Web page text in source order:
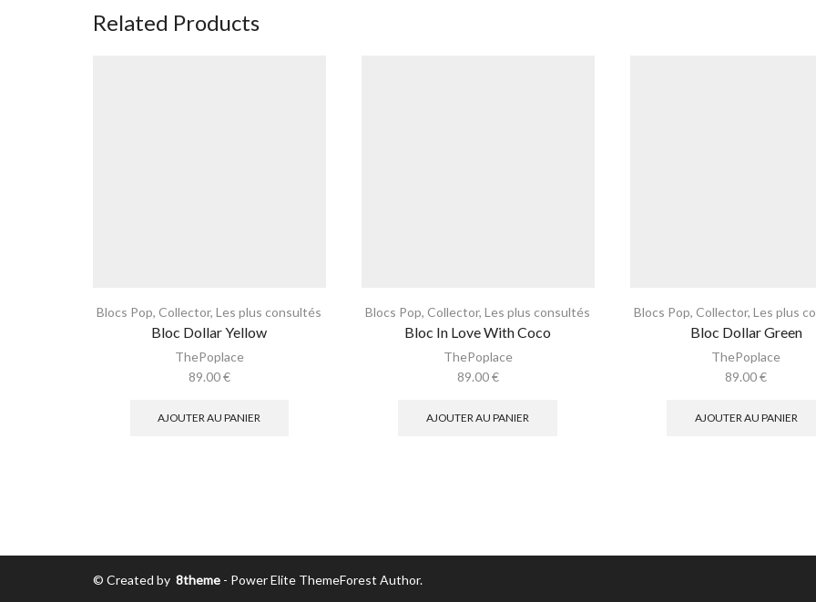
Related Products
Blocs Pop,Collector,Les plus consultés
Bloc Dollar Yellow
ThePoplace
89.00€
AJOUTER AU PANIER
Blocs Pop,Collector,Les plus consultés
Bloc In Love With Coco
ThePoplace
89.00€
AJOUTER AU PANIER
Blocs Pop, Collector, Les plus
Bloc Dollar Green
ThePoplace
89.00€
AJOUTER AU PANIER
© Created by 8theme - Power Elite ThemeForest Author.